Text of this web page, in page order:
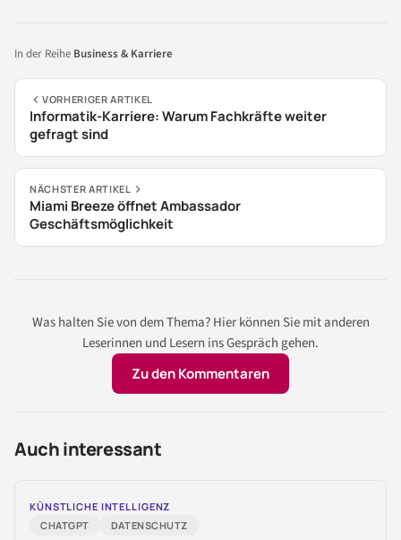
In der Reihe Business & Karriere
VORHERIGER ARTIKEL
Informatik-Karriere: Warum Fachkräfte weiter
gefragt sind
NÄCHSTER ARTIKEL
Miami Breeze öffnet Ambassador
Geschäftsmöglichkeit
Was halten Sie von dem Thema? Hier können Sie mit anderen
Leserinnen und Lesern ins Gespräch gehen.
Zu den Kommentaren
Auch interessant
KÜNSTLICHE INTELLIGENZ
CHATGPT
DATENSCHUTZ